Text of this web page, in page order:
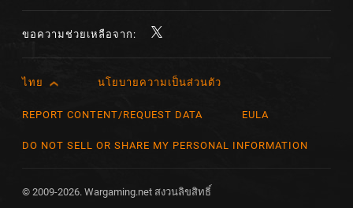
ขอความช่วยเหลือจาก:
English
Čeština
ไทย นโยบายความเป็นส่วนตัว
REPORT CONTENT/REQUEST DATA EULA
DO NOT SELL OR SHARE MY PERSONAL INFORMATION
© 2009-2026. Wargaming.net สงวนลิขสิทธิ์